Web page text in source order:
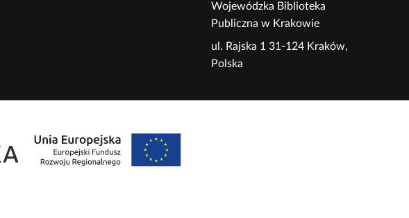
Wojewódzka Biblioteka
Publiczna w Krakowie
ul. Rajska 1 31-124 Kraków,
Polska